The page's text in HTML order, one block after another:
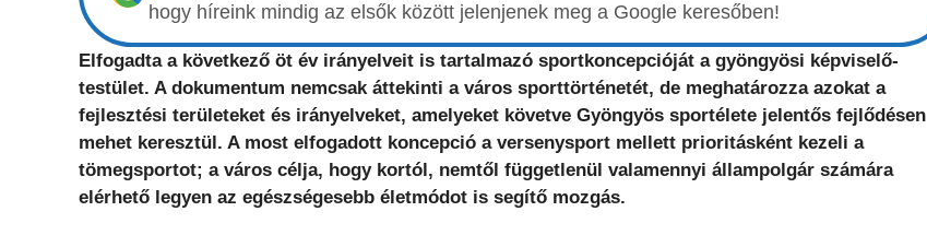
hogy híreink mindig az elsők között jelenjenek meg a Google keresőben!
Elfogadta a következő öt év irányelveit is tartalmazó sportkoncepcióját a gyöngyösi képviselő-
testület. A dokumentum nemcsak áttekinti a város sporttörténetét, de meghatározza azokat a
fejlesztési területeket és irányelveket, amelyeket követve Gyöngyös sportélete jelentős fejlődésen
mehet keresztül. A most elfogadott koncepció a versenysport mellett prioritásként kezeli a
tömegsportot; a város célja, hogy kortól, nemtől függetlenül valamennyi állampolgár számára
elérhető legyen az egészségesebb életmódot is segítő mozgás.